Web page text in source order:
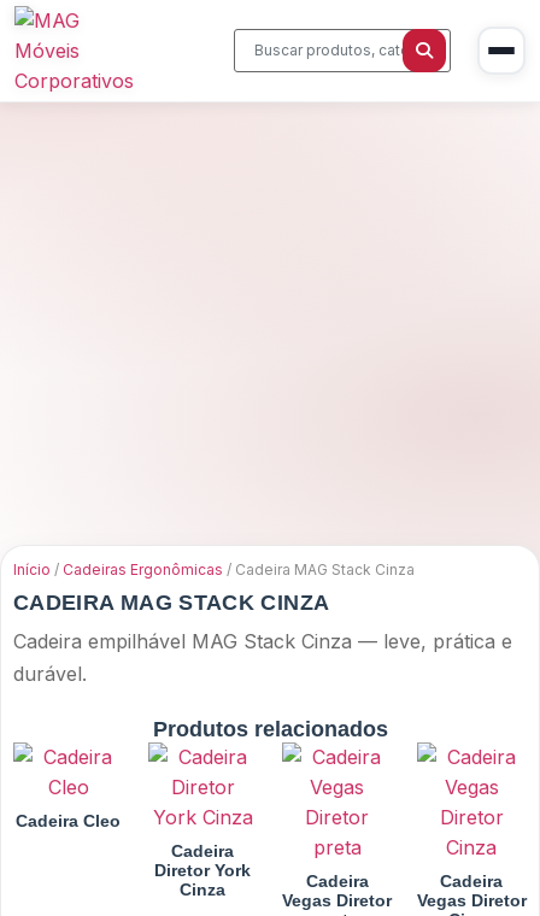
Acessórios
Início / Cadeiras Ergonômicas / Cadeira MAG Stack Cinza
CADEIRA MAG STACK CINZA
Cadeira empilhável MAG Stack Cinza — leve, prática e
durável.
Produtos relacionados
Cadeira Cleo
Cadeira
Diretor York
Cinza
Cadeira
Vegas Diretor
Cadeira
Vegas Diretor